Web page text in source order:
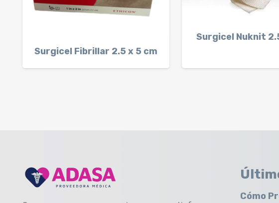
Surgicel Fibrillar 2.5 x 5 cm
Surgicel Nuknit
Cómo